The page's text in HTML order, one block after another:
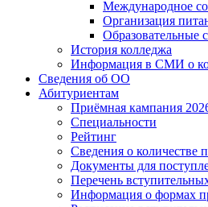
Международное
Организация
Образовательные
История колледжа
Информация в СМИ о
Сведения об ОО
Абитуриентам
Приёмная кампания
Специальности
Рейтинг
Сведения о количестве
Документы для
Перечень
Информация о формах